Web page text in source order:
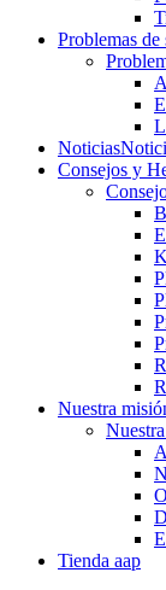
Problemas de
Noticias
Consejos y
Nuestra
Tienda aap